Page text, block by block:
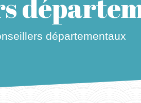
départementaux